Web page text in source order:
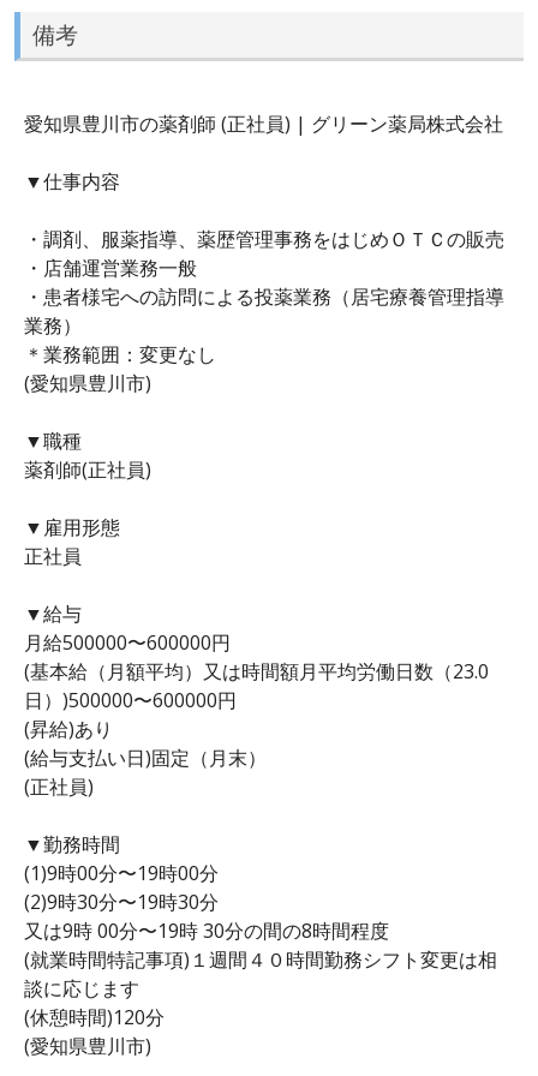
備考
愛知県豊川市の薬剤師 (正社員) | グリーン薬局株式会社
▼仕事内容
・調剤、服薬指導、薬歴管理事務をはじめＯＴＣの販売
・店舗運営業務一般
・患者様宅への訪問による投薬業務（居宅療養管理指導
業務）
＊業務範囲：変更なし
(愛知県豊川市)
▼職種
薬剤師(正社員)
▼雇用形態
正社員
▼給与
月給500000〜600000円
(基本給（月額平均）又は時間額月平均労働日数（23.0
日）)500000〜600000円
(昇給)あり
(給与支払い日)固定（月末）
(正社員)
▼勤務時間
(1)9時00分〜19時00分
(2)9時30分〜19時30分
又は9時 00分〜19時 30分の間の8時間程度
(就業時間特記事項)１週間４０時間勤務シフト変更は相
談に応じます
(休憩時間)120分
(愛知県豊川市)